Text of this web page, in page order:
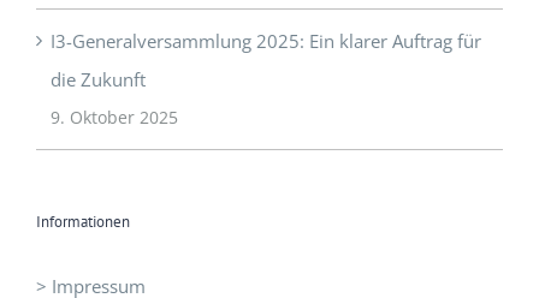
I3-Generalversammlung 2025: Ein klarer Auftrag für
die Zukunft
9. Oktober 2025
Informationen
> Impressum